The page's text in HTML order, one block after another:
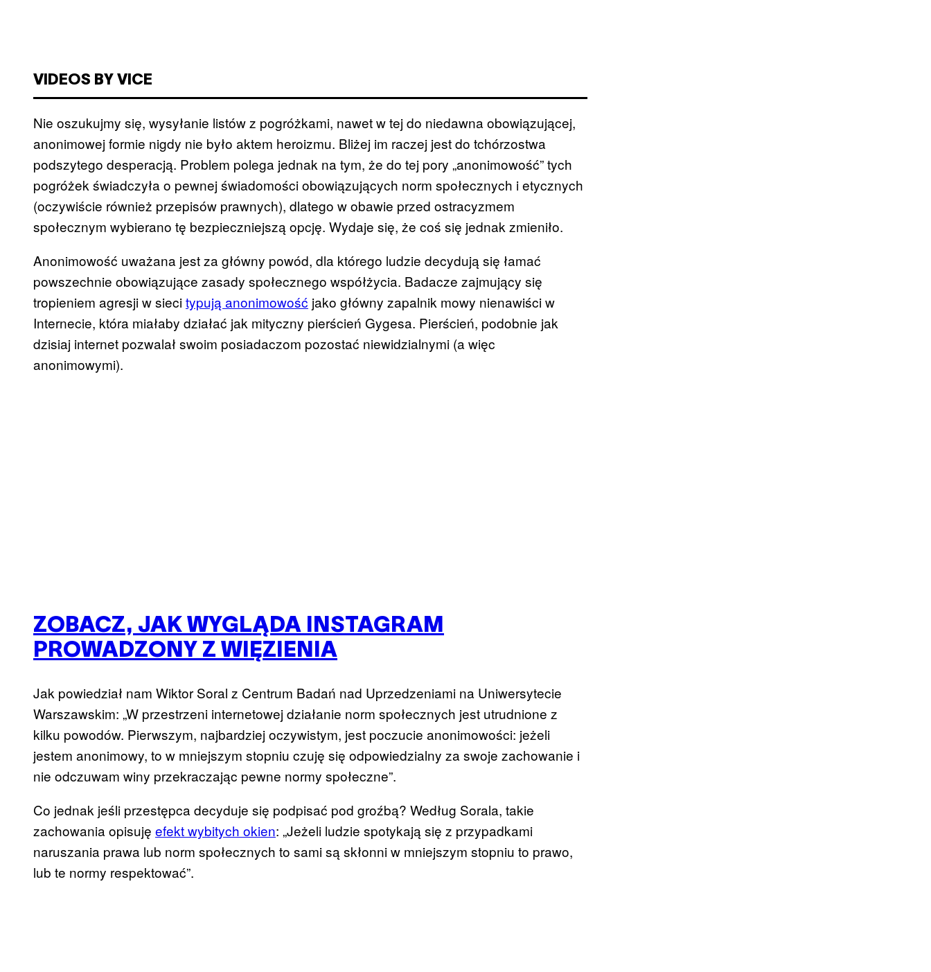
VIDEOS BY VICE
Nie oszukujmy się, wysyłanie listów z pogróżkami, nawet w tej do niedawna obowiązującej,
anonimowej formie nigdy nie było aktem heroizmu. Bliżej im raczej jest do tchórzostwa
podszytego desperacją. Problem polega jednak na tym, że do tej pory „anonimowość” tych
pogróżek świadczyła o pewnej świadomości obowiązujących norm społecznych i etycznych
(oczywiście również przepisów prawnych), dlatego w obawie przed ostracyzmem
społecznym wybierano tę bezpieczniejszą opcję. Wydaje się, że coś się jednak zmieniło.
Anonimowość uważana jest za główny powód, dla którego ludzie decydują się łamać
powszechnie obowiązujące zasady społecznego współżycia. Badacze zajmujący się
tropieniem agresji w siecitypują anonimowość jako główny zapalnik mowy nienawiści w
Internecie, która miałaby działać jak mityczny pierścień Gygesa. Pierścień, podobnie jak
dzisiaj internet pozwalał swoim posiadaczom pozostać niewidzialnymi (a więc
anonimowymi).
ZOBACZ, JAK WYGLĄDA INSTAGRAM
PROWADZONY Z WIĘZIENIA
Jak powiedział nam Wiktor Soral z Centrum Badań nad Uprzedzeniami na Uniwersytecie
Warszawskim: „W przestrzeni internetowej działanie norm społecznych jest utrudnione z
kilku powodów. Pierwszym, najbardziej oczywistym, jest poczucie anonimowości: jeżeli
jestem anonimowy, to w mniejszym stopniu czuję się odpowiedzialny za swoje zachowanie i
nie odczuwam winy przekraczając pewne normy społeczne”.
Co jednak jeśli przestępca decyduje się podpisać pod groźbą? Według Sorala, takie
zachowania opisuję efekt wybitych okien: „Jeżeli ludzie spotykają się z przypadkami
naruszania prawa lub norm społecznych to sami są skłonni w mniejszym stopniu to prawo,
lub te normy respektować”.